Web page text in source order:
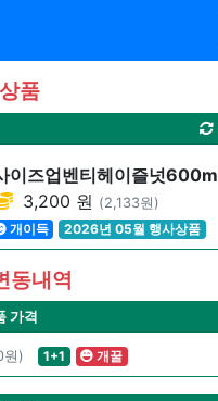
품
이즈업벤티헤이즐넛
3,200 원 (2,133원)
개이득 2026년 05월 행사상품
동내역
가격
원) 1+1 개꿀